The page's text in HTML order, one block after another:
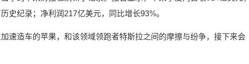
史纪录；净利润217亿美元，同比增长93%。
速造车的苹果，和该领域领跑者特斯拉之间的摩擦与纷争，接下来会